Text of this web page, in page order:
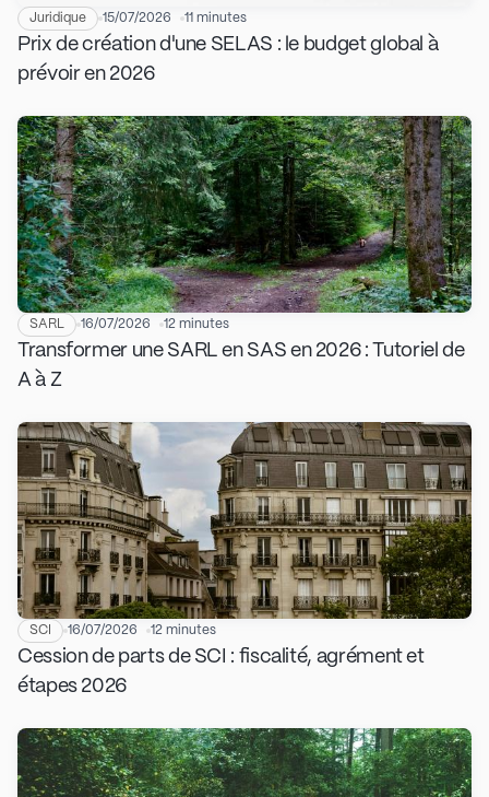
Juridique 15/07/2026 11 minutes
Prix de création d'une SELAS : le budget global à
prévoir en 2026
SARL 16/07/2026 12 minutes
Transformer une SARL en SAS en 2026 : Tutoriel de
A à Z
SCI 16/07/2026 12 minutes
Cession de parts de SCI : fiscalité, agrément et
étapes 2026